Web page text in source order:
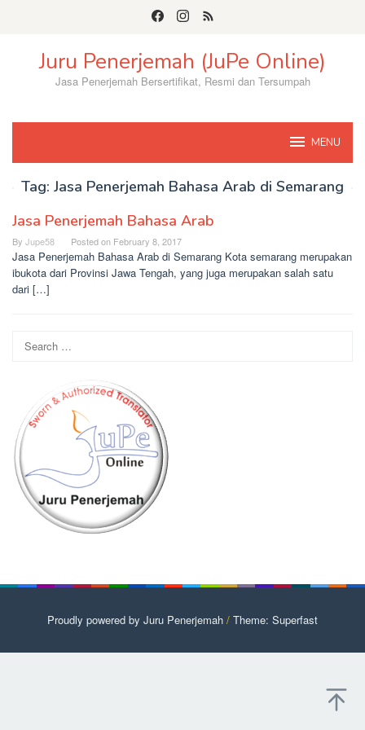
Juru Penerjemah (JuPe Online)
Jasa Penerjemah Bersertifikat, Resmi dan Tersumpah
MENU
Tag: Jasa Penerjemah Bahasa Arab di Semarang
Jasa Penerjemah Bahasa Arab
By Jupe58 Posted on February 8, 2017
Jasa Penerjemah Bahasa Arab di Semarang Kota semarang merupakan
ibukota dari Provinsi Jawa Tengah, yang juga merupakan salah satu
dari […]
for:
Proudly powered by Juru Penerjemah / Theme: Superfast